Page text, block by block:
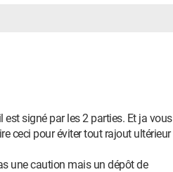
signé par les 2 parties. Et ja vous
ceci pour éviter tout rajout ultérieur
une caution mais un dépôt de